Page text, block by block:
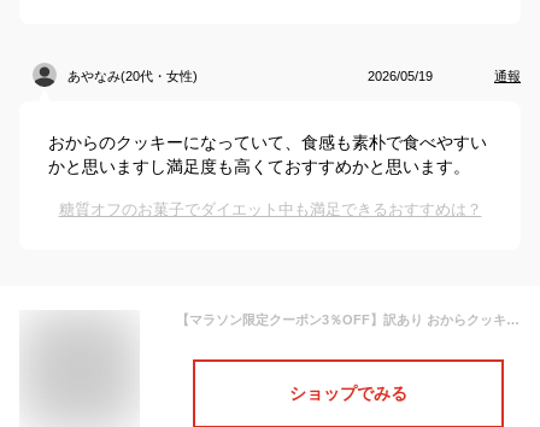
あやなみ(20代・女性) 2026/05/19 通報
おからのクッキーになっていて、食感も素朴で食べやすい
かと思いますし満足度も高くておすすめかと思います。
糖質オフのお菓子でダイエット中も満足できるおすすめは？
【マラソン限定クーポン3％OFF】訳あり おからクッキー 1kg グルテンフリー 砂糖不使用 低糖質 置き換え 食品 おやつ ダイエット ダイエット食品 置き換えダイエット 豆乳おからクッキー お菓子 糖質制限 スイーツ 1000g【325129-1000】【訳あり・割れ】 送料無料
ショップでみる